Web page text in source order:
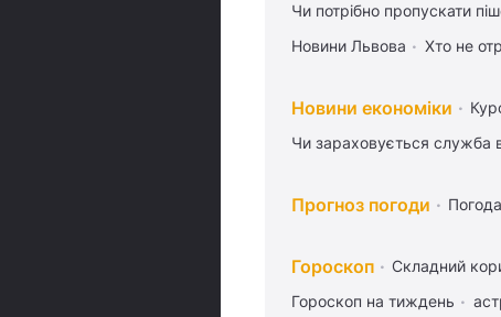
Чи потрібно пропускати
Новини Львова
Хто не
Новини економіки
Чи зараховується служба
Прогноз погоди
Гороскоп Складний
Гороскоп на тиждень